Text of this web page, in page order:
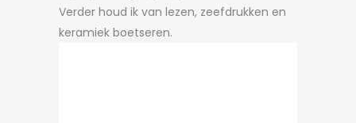
Verder houd ik van lezen, zeefdrukken en
keramiek boetseren.